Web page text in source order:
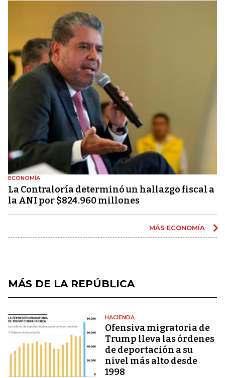
ECONOMÍA
La Contraloría determinó un hallazgo fiscal a
la ANI por $824.960 millones
MÁS ECONOMÍA
MÁS DE LA REPÚBLICA
HACIENDA
Ofensiva migratoria de
Trump lleva las órdenes
de deportación a su
nivel más alto desde
1998